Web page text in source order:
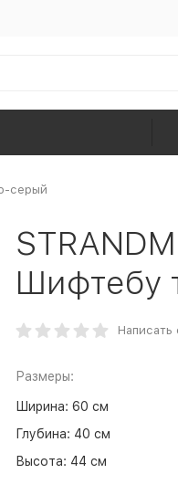
серый
Шифтебу
Написать
Размеры:
Ширина: 60 см
Глубина: 40 см
Высота: 44 см